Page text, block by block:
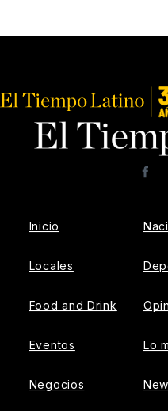
Inicio
Locales
Food and Drink
Eventos
Negocios
Lo